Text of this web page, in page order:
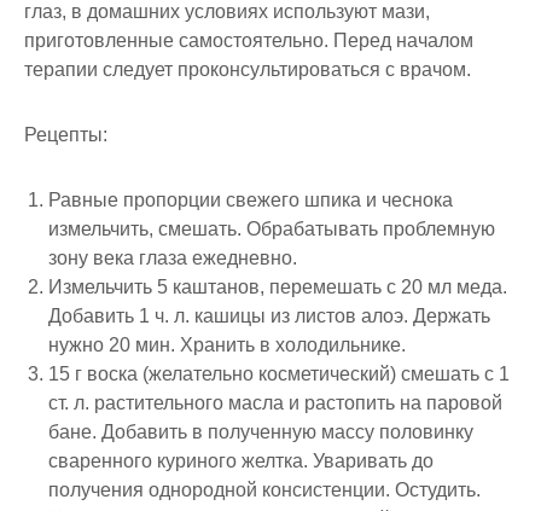
глаз, в домашних условиях используют мази,
приготовленные самостоятельно. Перед началом
терапии следует проконсультироваться с врачом.
Рецепты:
Равные пропорции свежего шпика и чеснока
измельчить, смешать. Обрабатывать проблемную
зону века глаза ежедневно.
Измельчить 5 каштанов, перемешать с 20 мл меда.
Добавить 1 ч. л. кашицы из листов алоэ. Держать
нужно 20 мин. Хранить в холодильнике.
15 г воска (желательно косметический) смешать с 1
ст. л. растительного масла и растопить на паровой
бане. Добавить в полученную массу половинку
сваренного куриного желтка. Уваривать до
получения однородной консистенции. Остудить.